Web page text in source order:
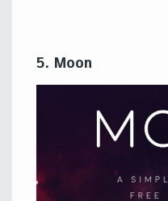
5. Moon